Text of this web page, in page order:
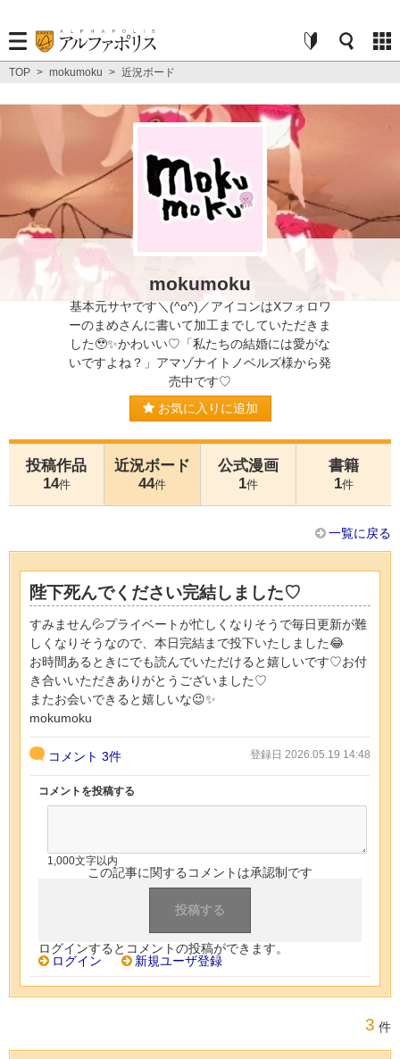
TOP > mokumoku > 近況ボード
mokumoku
基本元サヤです＼(^o^)／アイコンはXフォロワ
ーのまめさんに書いて加工までしていただきま
した🥹✨かわいい♡「私たちの結婚には愛がな
いですよね？」アマゾナイトノベルズ様から発
売中です♡
お気に入りに追加
投稿作品
14件
近況ボード
44件
公式漫画
1件
書籍
1件
一覧に戻る
陛下死んでください完結しました♡
すみません💦プライベートが忙しくなりそうで毎日更新が難
しくなりそうなので、本日完結まで投下いたしました😂
お時間あるときにでも読んでいただけると嬉しいです♡お付
き合いいただきありがとうございました♡
またお会いできると嬉しいな😉✨
mokumoku
コメント 3件 登録日 2026.05.19 14:48
コメントを投稿する
1,000文字以内
この記事に関するコメントは承認制です
ログインするとコメントの投稿ができます。
ログイン
新規ユーザ登録
3 件